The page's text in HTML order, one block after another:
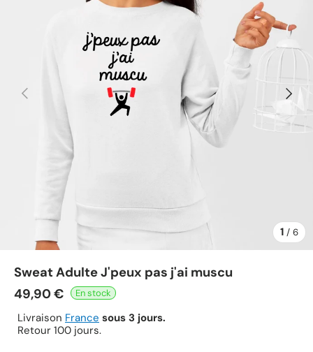
PRÉCÉDENT
1 / de
6
Sweat Adulte J'peux pas j'ai muscu
49,90 €
Livraison France sous 3 jours.
Retour 100 jours.